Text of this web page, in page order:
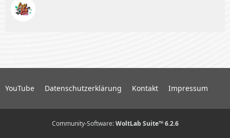
YouTube Datenschutzerklärung Kontakt Impressum
Community-Software:WoltLab Suite™ 6.2.6